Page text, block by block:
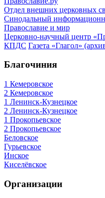
Отдел внешних церковных
Синодальный
Православие и мир
Церковно-научный центр
КПДС Газета «Глагол»
Благочиния
1 Кемеровское
2 Кемеровское
1 Ленинск-Кузнецкое
2 Ленинск-Кузнецкое
1 Прокопьевское
2 Прокопьевское
Беловское
Гурьевское
Инское
Киселёвское
Организации